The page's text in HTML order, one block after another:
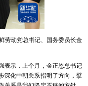
劳动党总书记、国务委员长金
表示，上个月，金正恩总书记
深化中朝关系指明了方向，擘